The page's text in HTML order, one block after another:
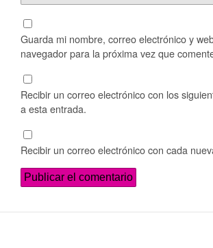
Guarda mi nombre, correo electrónico y
navegador para la próxima vez que
Recibir un correo electrónico con los
a esta entrada.
Recibir un correo electrónico con cada